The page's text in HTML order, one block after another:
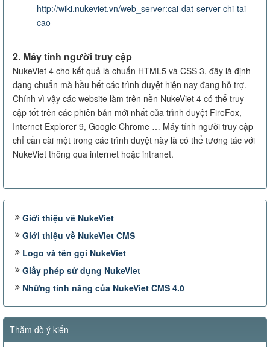
http://wiki.nukeviet.vn/web_server:cai-dat-server-chi-tai-
cao
2. Máy tính người truy cập
NukeViet 4 cho kết quả là chuẩn HTML5 và CSS 3, đây là định
dạng chuẩn mà hầu hết các trình duyệt hiện nay đang hỗ trợ.
Chính vì vậy các website làm trên nền NukeViet 4 có thể truy
cập tốt trên các phiên bản mới nhất của trình duyệt FireFox,
Internet Explorer 9, Google Chrome … Máy tính người truy cập
chỉ cần cài một trong các trình duyệt này là có thể tương tác với
NukeViet thông qua internet hoặc intranet.
Giới thiệu về NukeViet
Giới thiệu về NukeViet CMS
Logo và tên gọi NukeViet
Giấy phép sử dụng NukeViet
Những tính năng của NukeViet CMS 4.0
Thăm dò ý kiến